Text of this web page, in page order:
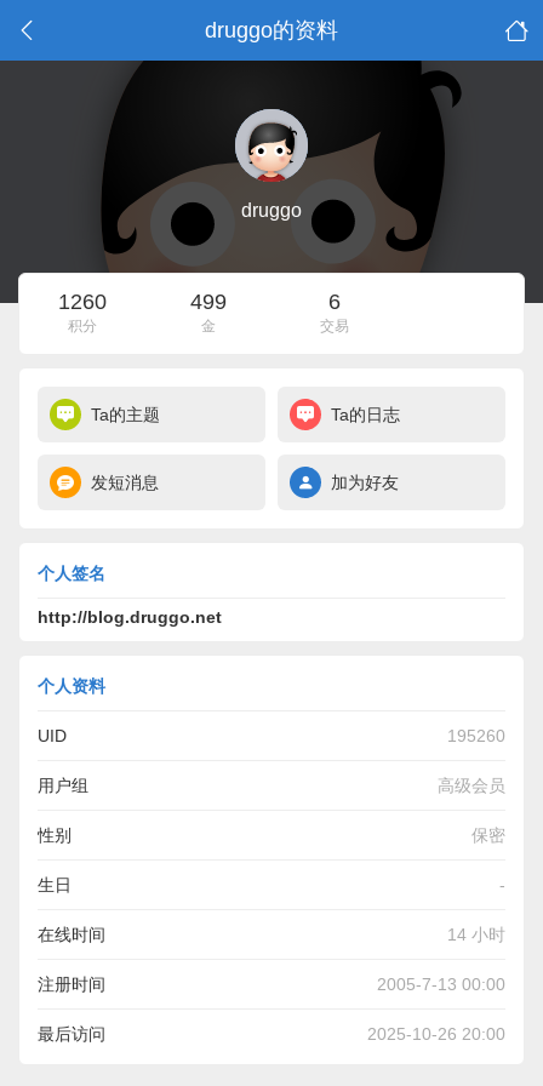
druggo的资料
druggo
1260
积分
499
金
6
交易
Ta的主题 Ta的日志
发短消息 加为好友
个人签名
http://blog.druggo.net
个人资料
UID 195260
用户组 高级会员
性别 保密
生日 -
在线时间 14 小时
注册时间 2005-7-13 00:00
最后访问 2025-10-26 20:00